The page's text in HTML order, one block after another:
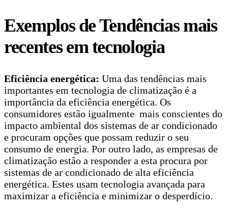
Exemplos de Tendências mais
recentes em tecnologia
Eficiência energética: Uma das tendências mais
importantes em tecnologia de climatização é a
importância da eficiência energética. Os
consumidores estão igualmente mais conscientes do
impacto ambiental dos sistemas de ar condicionado
e procuram opções que possam reduzir o seu
consumo de energia. Por outro lado, as empresas de
climatização estão a responder a esta procura por
sistemas de ar condicionado de alta eficiência
energética. Estes usam tecnologia avançada para
maximizar a eficiência e minimizar o desperdício.